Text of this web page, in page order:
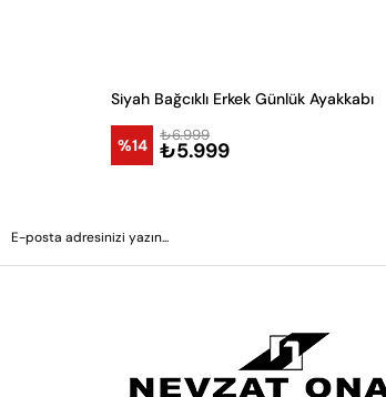
Siyah Bağcıklı Erkek Günlük Ayakkabı
%14 ₺5.999
₺6.999